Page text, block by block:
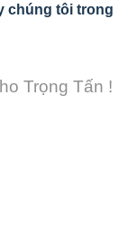
chúng tôi trong
Trọng Tấn !